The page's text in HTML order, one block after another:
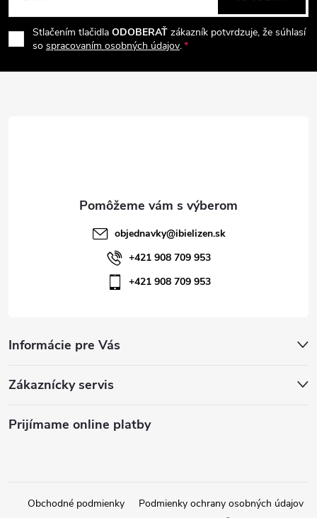
p
r
v
i
e
á
p
Stlačením tlačidla ODOBERAŤ zákazník potvrdzuje, že súhlasí
so spracovaním osobných údajov.
Informácie pre Vás
Zákaznícky servis
Prijímame online platby
objednavky@ibielizen.sk
+421 908 709 953
+421 908 709 953
Obchodné podmienky
Podmienky ochrany osobných údajov